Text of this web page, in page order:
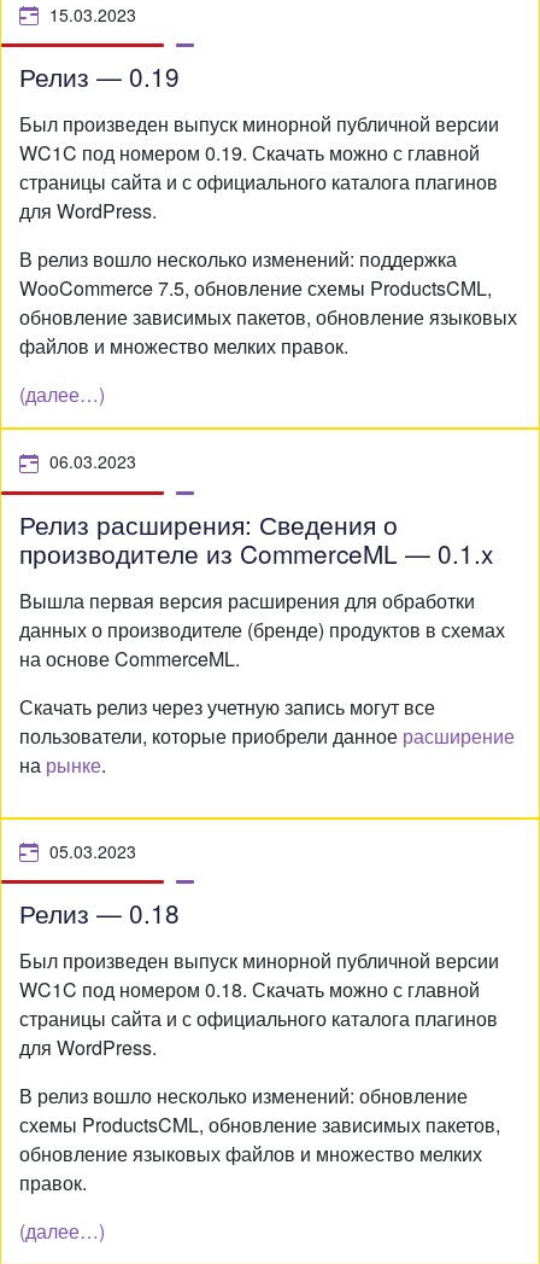
15.03.2023
Релиз — 0.19
Был произведен выпуск минорной публичной версии
WC1C под номером 0.19. Скачать можно с главной
страницы сайта и с официального каталога плагинов
для WordPress.
В релиз вошло несколько изменений: поддержка
WooCommerce 7.5, обновление схемы ProductsCML,
обновление зависимых пакетов, обновление языковых
файлов и множество мелких правок.
(далее…)
06.03.2023
Релиз расширения: Сведения о
производителе из CommerceML — 0.1.x
Вышла первая версия расширения для обработки
данных о производителе (бренде) продуктов в схемах
на основе CommerceML.
Скачать релиз через учетную запись могут все
пользователи, которые приобрели данное расширение
на рынке.
05.03.2023
Релиз — 0.18
Был произведен выпуск минорной публичной версии
WC1C под номером 0.18. Скачать можно с главной
страницы сайта и с официального каталога плагинов
для WordPress.
В релиз вошло несколько изменений: обновление
схемы ProductsCML, обновление зависимых пакетов,
обновление языковых файлов и множество мелких
правок.
(далее…)